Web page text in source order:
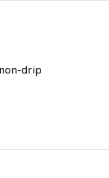
drip